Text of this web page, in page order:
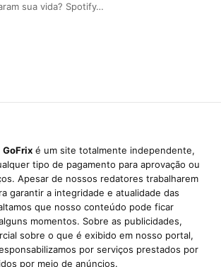
sua vida? Spotify…
GoFrix é um site totalmente independente,
tipo de pagamento para aprovação ou
Apesar de nossos redatores trabalharem
garantir a integridade e atualidade das
que nosso conteúdo pode ficar
momentos. Sobre as publicidades,
sobre o que é exibido em nosso portal,
por serviços prestados por
por meio de anúncios.